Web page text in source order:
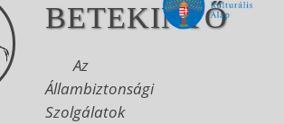
BETEKINTŐ
Az
Állambiztonsági
Szolgálatok